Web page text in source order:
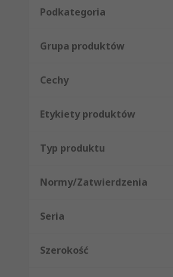
Podkategoria
Grupa produktów
Cechy
Etykiety produktów
Typ produktu
Normy/Zatwierdzenia
Seria
Szerokość